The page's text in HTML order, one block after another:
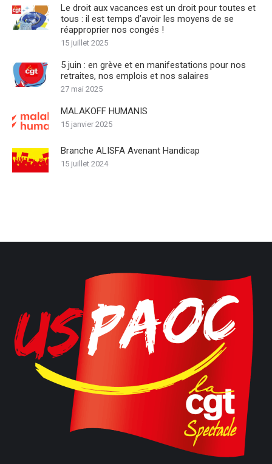
Le droit aux vacances est un droit pour toutes et
tous : il est temps d’avoir les moyens de se
réapproprier nos congés !
15 juillet 2025
5 juin : en grève et en manifestations pour nos
retraites, nos emplois et nos salaires
27 mai 2025
MALAKOFF HUMANIS
15 janvier 2025
Branche ALISFA Avenant Handicap
15 juillet 2024